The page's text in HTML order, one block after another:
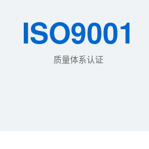
ISO9001
质量体系认证